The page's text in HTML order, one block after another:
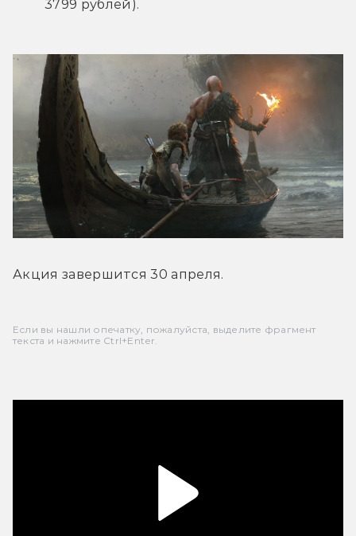
3799 рублей).
Акция завершится 30 апреля.
Если вы нашли опечатку, пожалуйста, выделите фрагмент
текста и нажмите Ctrl+Enter.